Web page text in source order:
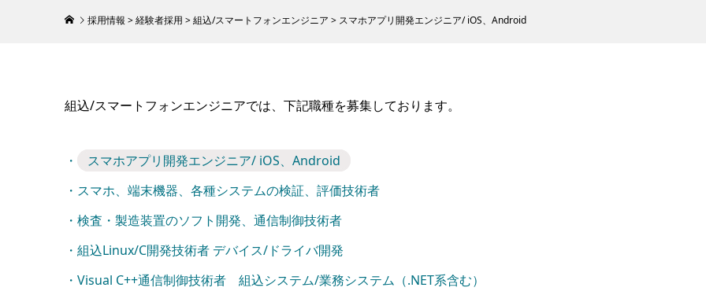
採用情報>経験者採用 >組込/スマートフォンエンジニア > スマホアプリ開発エンジニア/ iOS、Android
組込/スマートフォンエンジニアでは、下記職種を募集しております。
・
スマホアプリ開発エンジニア/ iOS、Android
・スマホ、端末機器、各種システムの検証、評価技術者
・検査・製造装置のソフト開発、通信制御技術者
・組込Linux/C開発技術者 デバイス/ドライバ開発
・Visual C++通信制御技術者 組込システム/業務システム（.NET系含む）